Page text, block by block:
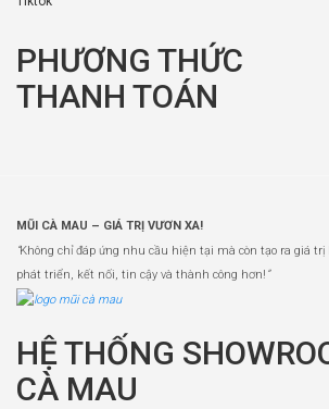
PHƯƠNG THỨC
THANH TOÁN
MŨI CÀ MAU – GIÁ TRỊ VƯƠN XA!
“Không chỉ đáp ứng nhu cầu hiện tại mà còn tạo ra giá
phát triển, kết nối, tin cậy và thành công hơn! ”
HỆ THỐNG
CÀ MAU